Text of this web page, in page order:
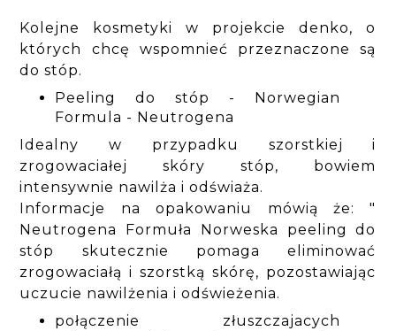
Kolejne kosmetyki w projekcie denko, o
których chcę wspomnieć przeznaczone są
do stóp.
Peeling do stóp - Norwegian
Formula - Neutrogena
Idealny w przypadku szorstkiej i
zrogowaciałej skóry stóp, bowiem
intensywnie nawilża i odświaża.
Informacje na opakowaniu mówią że: "
Neutrogena Formuła Norweska peeling do
stóp skutecznie pomaga eliminować
zrogowaciałą i szorstką skórę, pozostawiając
uczucie nawilżenia i odświeżenia.
połączenie złuszczajacych